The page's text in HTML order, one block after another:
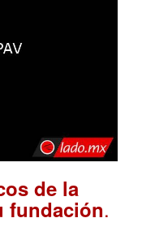
de la
fundación.